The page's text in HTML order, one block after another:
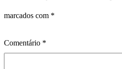
marcados com *
Comentário *